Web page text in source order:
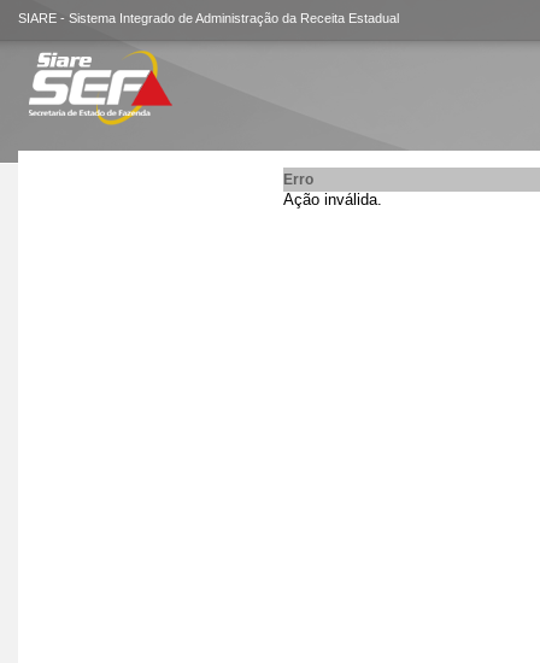
SIARE - Sistema Integrado de Administração da Receita Estadual
Erro
Ação inválida.